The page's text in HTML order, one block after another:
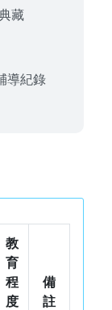
藏
導紀錄
教
育
程
度
備
註